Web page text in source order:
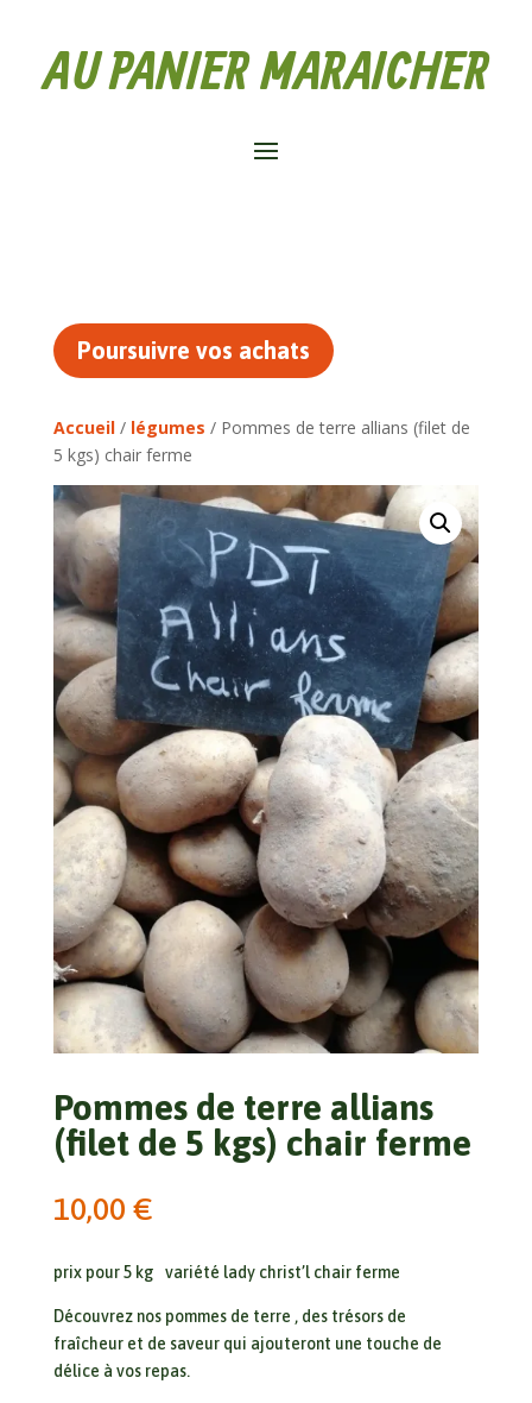
AU PANIER MARAICHER
Poursuivre vos achats
Accueil/ légumes / Pommes de terre allians (filet de
5 kgs) chair ferme
Pommes de terre allians
(filet de 5 kgs) chair ferme
10,00 €
prix pour 5 kg variété lady christ’l chair ferme
Découvrez nos pommes de terre , des trésors de
fraîcheur et de saveur qui ajouteront une touche de
délice à vos repas.